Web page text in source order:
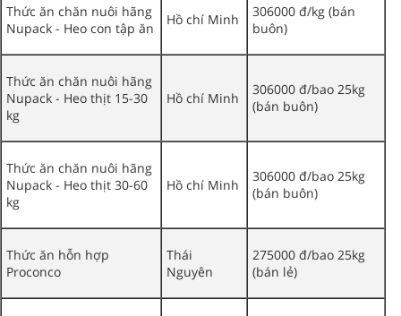
Thức ăn chăn nuôi hãng
Nupack - Heo con tập ăn
Hồ chí Minh
306000 đ/kg (bán
buôn)
Thức ăn chăn nuôi hãng
Nupack - Heo thịt 15-30
kg
Hồ chí Minh
306000 đ/bao 25kg
(bán buôn)
Thức ăn chăn nuôi hãng
Nupack - Heo thịt 30-60
kg
Hồ chí Minh
306000 đ/bao 25kg
(bán buôn)
Thức ăn hỗn hợp
Proconco
Thái
Nguyên
275000 đ/bao 25kg
(bán lẻ)